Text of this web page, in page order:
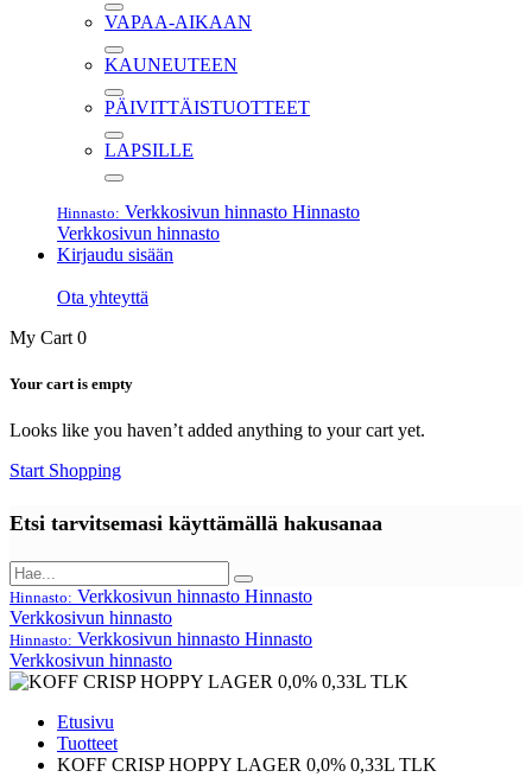
VAPAA-AIKAAN
KAUNEUTEEN
PÄIVITTÄISTUOTTEET
LAPSILLE
Hinnasto: Verkkosivun hinnasto Hinnasto
Verkkosivun hinnasto
Kirjaudu sisään
Ota yhteyttä
My Cart 0
Your cart is empty
Looks like you haven’t added anything to your cart yet.
Start Shopping
Etsi tarvitsemasi käyttämällä hakusanaa
Hinnasto: Verkkosivun hinnasto Hinnasto
Verkkosivun hinnasto
Hinnasto: Verkkosivun hinnasto Hinnasto
Verkkosivun hinnasto
Etusivu
Tuotteet
KOFF CRISP HOPPY LAGER 0,0% 0,33L TLK